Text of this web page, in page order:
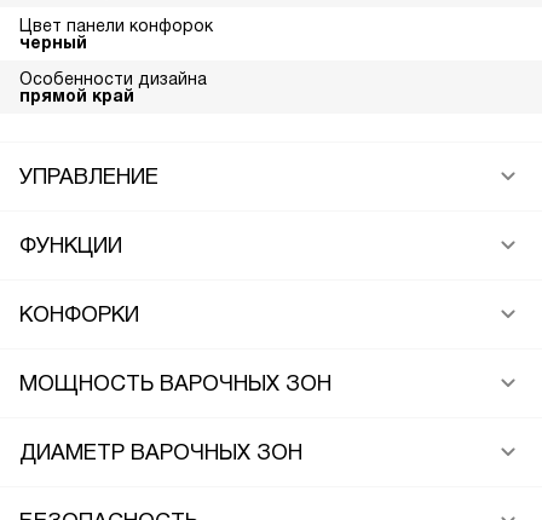
Цвет панели конфорок
черный
Особенности дизайна
прямой край
УПРАВЛЕНИЕ
ФУНКЦИИ
КОНФОРКИ
МОЩНОСТЬ ВАРОЧНЫХ ЗОН
ДИАМЕТР ВАРОЧНЫХ ЗОН